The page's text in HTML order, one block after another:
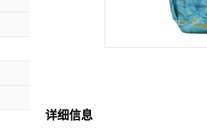
详细信息